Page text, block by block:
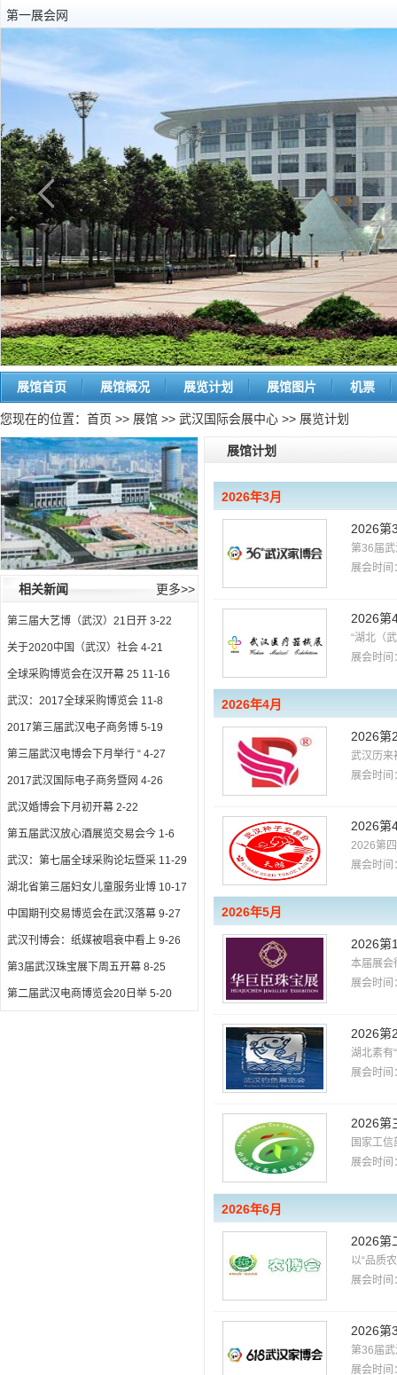
第一展会网
展馆首页 展馆概况 展览计划 展馆图片 机票
您现在的位置： 首页 >> 展馆 >> 武汉国际会展中心 >> 展览计划
更多>>
相关新闻
第三届大艺博（武汉）21日开 3-22
关于2020中国（武汉）社会 4-21
全球采购博览会在汉开幕 25 11-16
武汉：2017全球采购博览会 11-8
2017第三届武汉电子商务博 5-19
第三届武汉电博会下月举行 “ 4-27
2017武汉国际电子商务暨网 4-26
武汉婚博会下月初开幕 2-22
第五届武汉放心酒展览交易会今 1-6
武汉：第七届全球采购论坛暨采 11-29
湖北省第三届妇女儿童服务业博 10-17
中国期刊交易博览会在武汉落幕 9-27
武汉刊博会：纸媒被唱衰中看上 9-26
第3届武汉珠宝展下周五开幕 8-25
第二届武汉电商博览会20日举 5-20
展馆计划
2026年3月
2026第
第36届
展会时
2026第
“湖北（
展会时
2026年4月
2026第
武汉历来
展会时
2026第
2026第
展会时
2026年5月
2026第
本届展会
展会时
2026第
湖北素有
展会时
2026第
国家工
展会时
2026年6月
2026第
以“品质
展会时
2026第
第36届
展会时